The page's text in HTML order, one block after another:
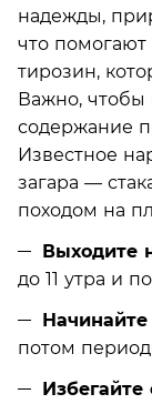
надежды,
что
тирозин,
Важно, чтобы
содержание
Известное
загара —
походом на
Выходите
до 11 утра и
Начинайте
потом
Избегайте